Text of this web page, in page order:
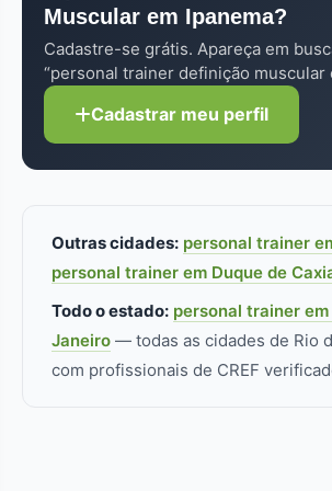
adicional faz diferença real.
Muscular em Ipanema?
Cadastre-se grátis. Apareça em
“personal trainer definição muscular
Cadastrar meu perfil
Outras cidades: personal trainer
personal trainer em Duque de
Todo o estado: personal trainer em
Janeiro — todas as cidades de Rio
com profissionais de CREF